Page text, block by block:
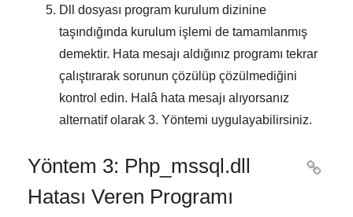
Dll dosyası program kurulum dizinine
taşındığında kurulum işlemi de tamamlanmış
demektir. Hata mesajı aldığınız programı tekrar
çalıştırarak sorunun çözülüp çözülmediğini
kontrol edin. Halâ hata mesajı alıyorsanız
alternatif olarak 3. Yöntemi uygulayabilirsiniz.
Yöntem 3: Php_mssql.dll
Hatası Veren Programı
